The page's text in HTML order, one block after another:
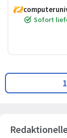
Sofort